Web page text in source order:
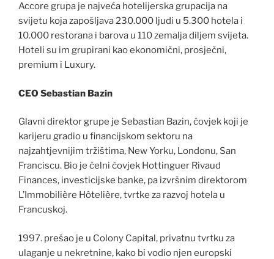
Accore grupa je najveća hotelijerska grupacija na
svijetu koja zapošljava 230.000 ljudi u 5.300 hotela i
10.000 restorana i barova u 110 zemalja diljem svijeta.
Hoteli su im grupirani kao ekonomični, prosječni,
premium i Luxury.
CEO Sebastian Bazin
Glavni direktor grupe je Sebastian Bazin, čovjek koji je
karijeru gradio u financijskom sektoru na
najzahtjevnijim tržištima, New Yorku, Londonu, San
Franciscu. Bio je čelni čovjek Hottinguer Rivaud
Finances, investicijske banke, pa izvršnim direktorom
L’Immobilière Hôtelière, tvrtke za razvoj hotela u
Francuskoj.
1997. prešao je u Colony Capital, privatnu tvrtku za
ulaganje u nekretnine, kako bi vodio njen europski